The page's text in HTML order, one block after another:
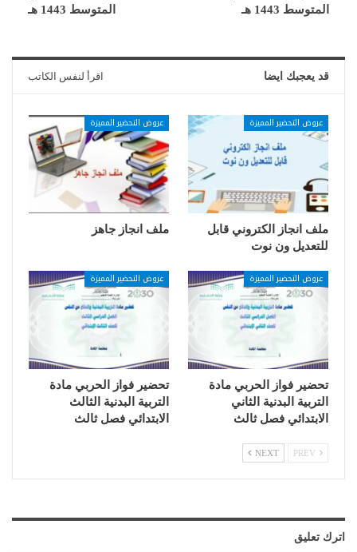
المتوسط 1443 هـ
المتوسط 1443 هـ
قد يعجبك ايضا اقرأ لنفس الكاتب
عروض التحضير المميزة
ملف انجاز الكتروني قابل
للتعديل ون نوت
عروض التحضير المميزة
ملف انجاز جاهز
عروض التحضير المميزة
تحضير فواز الحربي مادة
التربية البدنية الثاني
الابتدائي فصل ثالث
عروض التحضير المميزة
تحضير فواز الحربي مادة
التربية البدنية الثالث
الابتدائي فصل ثالث
NEXT
اترك تعليق